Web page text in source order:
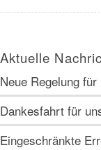
Aktuelle
Neue Regelung
Dankesfahrt für
Eingeschränkte